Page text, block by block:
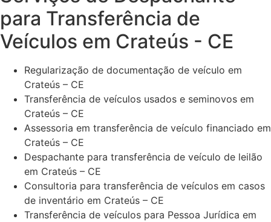
para Transferência de
Veículos em Crateús - CE
Regularização de documentação de veículo em
Crateús – CE
Transferência de veículos usados e seminovos em
Crateús – CE
Assessoria em transferência de veículo financiado em
Crateús – CE
Despachante para transferência de veículo de leilão
em Crateús – CE
Consultoria para transferência de veículos em casos
de inventário em Crateús – CE
Transferência de veículos para Pessoa Jurídica em